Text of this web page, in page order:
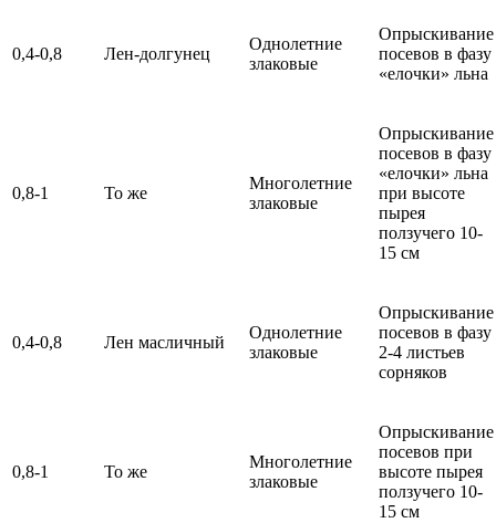
0,4-0,8 Лен-долгунец
Однолетние
злаковые
Опрыскивание
посевов в фазу
«елочки» льна
0,8-1 То же
Многолетние
злаковые
Опрыскивание
посевов в фазу
«елочки» льна
при высоте
пырея
ползучего 10-
15 см
0,4-0,8 Лен масличный
Однолетние
злаковые
Опрыскивание
посевов в фазу
2-4 листьев
сорняков
0,8-1 То же
Многолетние
злаковые
Опрыскивание
посевов при
высоте пырея
ползучего 10-
15 см